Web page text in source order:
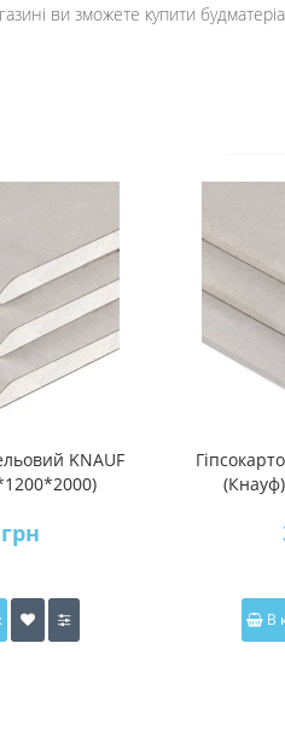
ви зможете купити
KNAUF
В